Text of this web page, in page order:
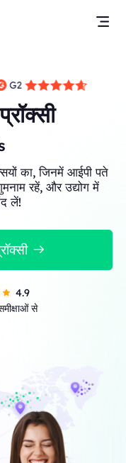
का, जिनमें आईपी पते
रहें, और उद्योग में
लें!
4.9
से